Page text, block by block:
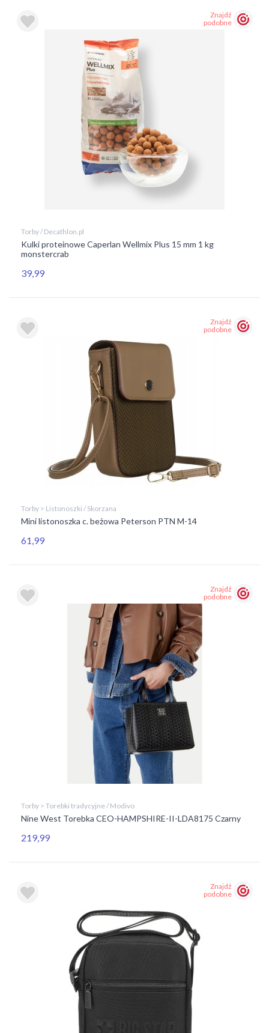
Znajdź
podobne
Torby / Decathlon.pl
Kulki proteinowe Caperlan Wellmix Plus 15 mm 1 kg
monstercrab
39,99
Znajdź
podobne
Torby > Listonoszki / Skorzana
Mini listonoszka c. beżowa Peterson PTN M-14
61,99
Znajdź
podobne
Torby > Torebki tradycyjne / Modivo
Nine West Torebka CEO-HAMPSHIRE-II-LDA8175 Czarny
219,99
Znajdź
podobne